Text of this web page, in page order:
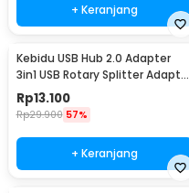
+ Keranjang
Kebidu USB Hub 2.0 Adapter
3in1 USB Rotary Splitter Adaptor
- KU180
Rp13.100
Rp29.900 57%
+ Keranjang